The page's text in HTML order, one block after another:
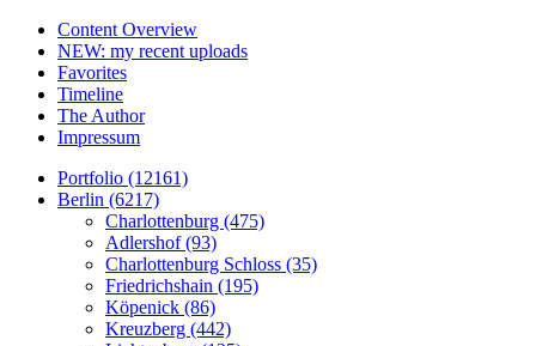
Content Overview
NEW: my recent uploads
Favorites
Timeline
The Author
Impressum
Portfolio (12161)
Berlin (6217)
Charlottenburg (475)
Adlershof (93)
Charlottenburg Schloss (35)
Friedrichshain (195)
Köpenick (86)
Kreuzberg (442)